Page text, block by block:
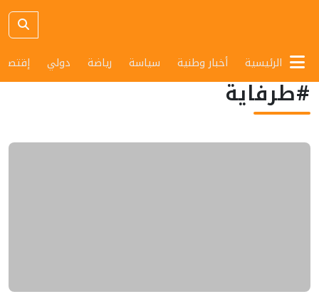
الرئيسية أخبار وطنية سياسة رياضة دولي
#طرفاية